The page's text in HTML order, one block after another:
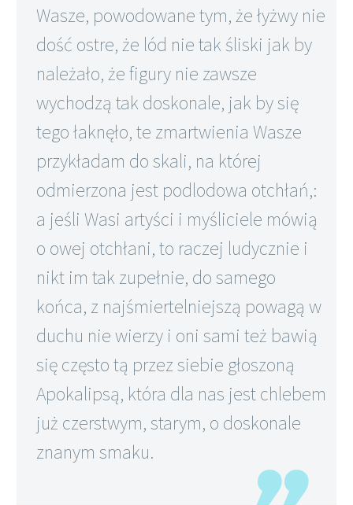
Wasze, powodowane tym, że łyżwy nie
dość ostre, że lód nie tak śliski jak by
należało, że figury nie zawsze
wychodzą tak doskonale, jak by się
tego łaknęło, te zmartwienia Wasze
przykładam do skali, na której
odmierzona jest podlodowa otchłań,:
a jeśli Wasi artyści i myśliciele mówią
o owej otchłani, to raczej ludycznie i
nikt im tak zupełnie, do samego
końca, z najśmiertelniejszą powagą w
duchu nie wierzy i oni sami też bawią
się często tą przez siebie głoszoną
Apokalipsą, która dla nas jest chlebem
już czerstwym, starym, o doskonale
znanym smaku.